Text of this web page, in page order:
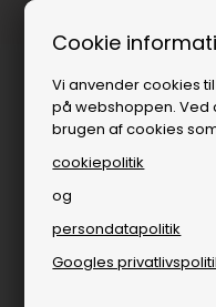
Cookie
Vi anvender cookies
på webshoppen. Ved
brugen af cookies
cookiepolitik
og
persondatapolitik
Googles